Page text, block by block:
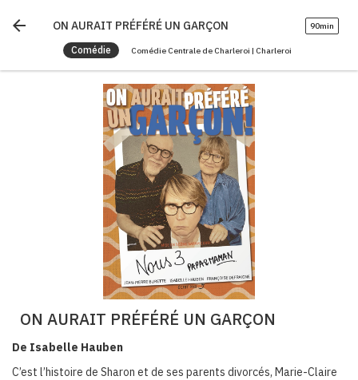
arrow_back ON AURAIT PRÉFÉRÉ UN GARÇON 90min
Comédie Comédie Centrale de Charleroi | Charleroi
ON AURAIT PRÉFÉRÉ UN GARÇON
De Isabelle Hauben
C’est l’histoire de Sharon et de ses parents divorcés, Marie-Claire